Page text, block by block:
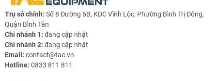
Trụ sở chính: Số 8 Đường 6B, KDC Vĩnh Lộc, Phường Bình Trị Đông,
Quận Bình Tân
Chi nhánh 1: đang cập nhật
Chi nhánh 2: đang cập nhật
Email: contact@tae.vn
Hotline: 0833 811 811